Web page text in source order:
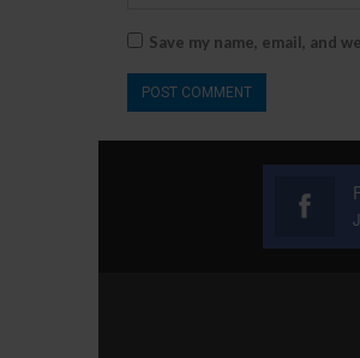
Save my name, email, and